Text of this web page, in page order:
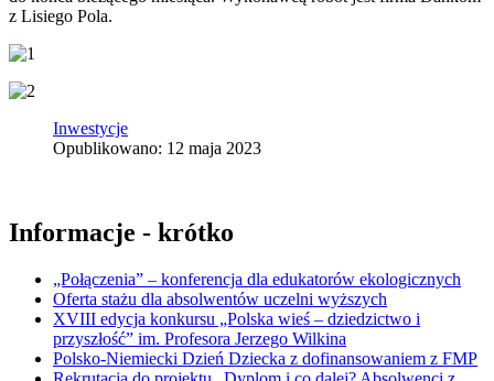
z Lisiego Pola.
Inwestycje
Opublikowano: 12 maja 2023
Informacje - krótko
„Połączenia” – konferencja dla edukatorów ekologicznych
Oferta stażu dla absolwentów uczelni wyższych
XVIII edycja konkursu „Polska wieś – dziedzictwo i
przyszłość” im. Profesora Jerzego Wilkina
Polsko-Niemiecki Dzień Dziecka z dofinansowaniem z FMP